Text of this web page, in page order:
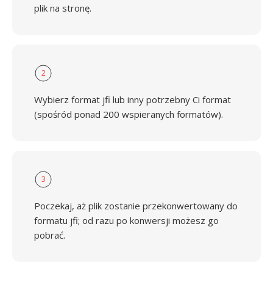
plik na stronę.
2
Wybierz format jfi lub inny potrzebny Ci format
(spośród ponad 200 wspieranych formatów).
3
Poczekaj, aż plik zostanie przekonwertowany do
formatu jfi; od razu po konwersji możesz go
pobrać.